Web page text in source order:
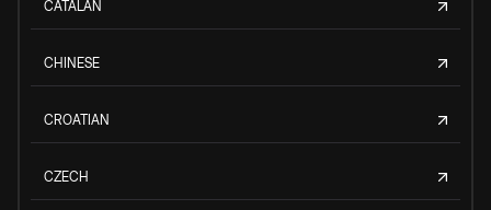
CATALAN
CHINESE
CROATIAN
CZECH